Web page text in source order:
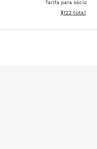
Tarifa para sócio
Exibir
$122 total